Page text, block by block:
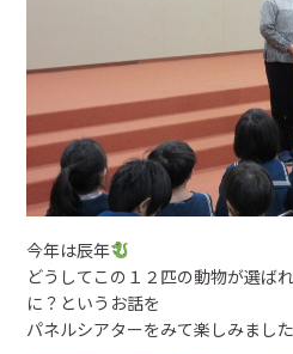
入園の流れ
トピッ
お知らせ
くのり日記
園の概
今年は辰年
どうしてこの１２匹の動物が選ば
に？というお話を
パネルシアターをみて楽しみました